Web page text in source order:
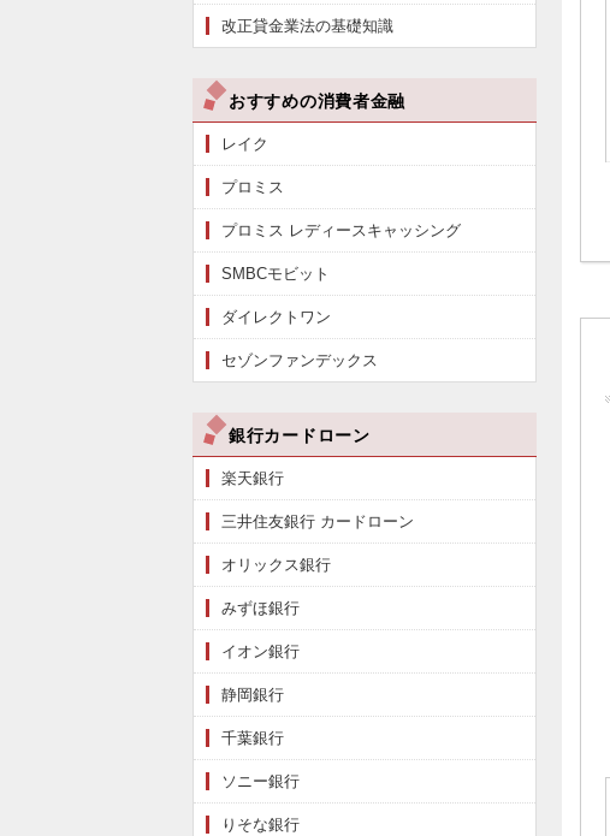
改正貸金業法の基礎知識
おすすめの消費者金融
レイク
プロミス
プロミス レディースキャッシング
SMBCモビット
ダイレクトワン
セゾンファンデックス
銀行カードローン
楽天銀行
三井住友銀行 カードローン
オリックス銀行
みずほ銀行
イオン銀行
静岡銀行
千葉銀行
ソニー銀行
りそな銀行